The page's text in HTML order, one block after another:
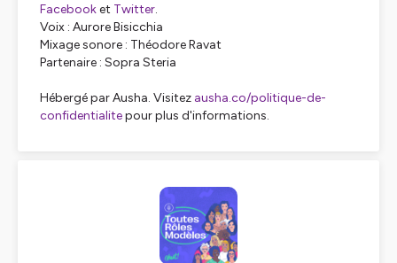
Facebooket Twitter.
Voix : Aurore Bisicchia
Mixage sonore : Théodore Ravat
Partenaire : Sopra Steria
Hébergé par Ausha. Visitez ausha.co/politique-de-
confidentialitepour plus d'informations.